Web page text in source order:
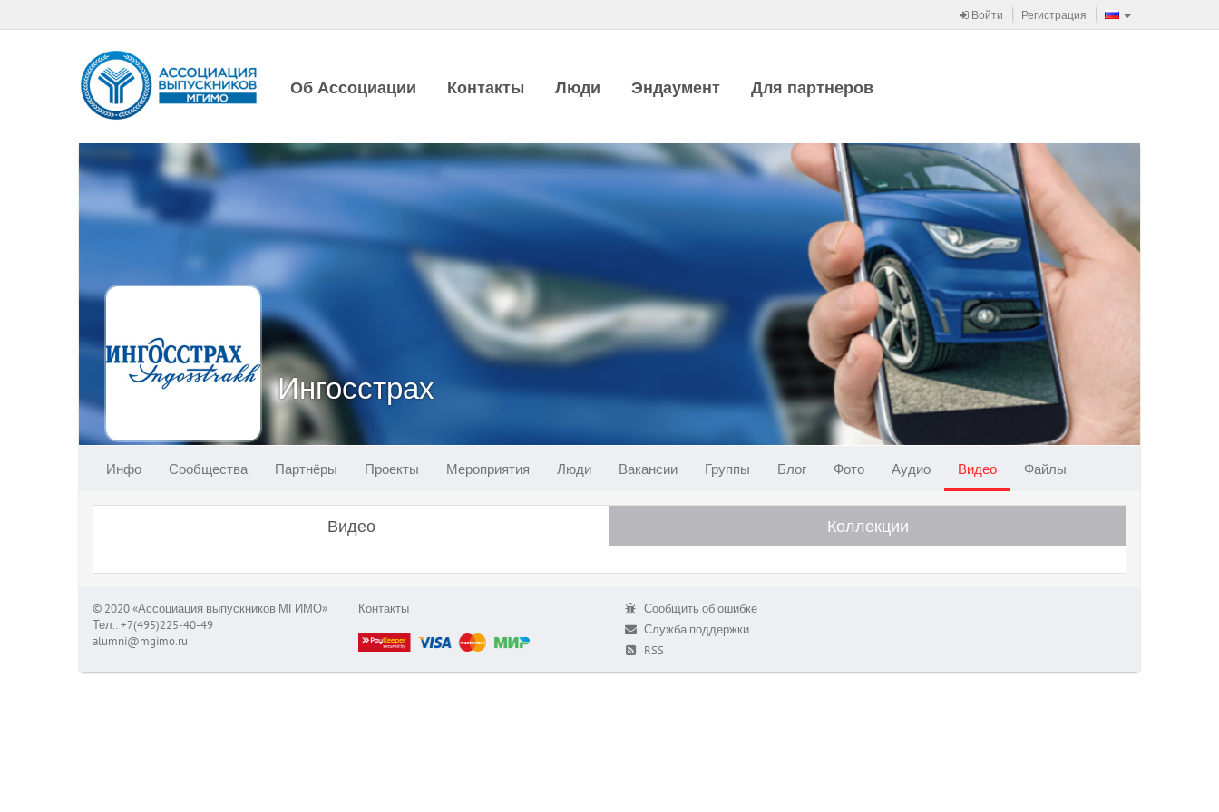
Войти Регистрация
Об Ассоциации Контакты Люди Эндаумент Для партнеров
Ингосстрах
Инфо Сообщества Партнёры Проекты Мероприятия Люди Вакансии Группы Блог Фото Аудио Видео Файлы
Видео Коллекции
© 2020 «Ассоциация выпускников МГИМО»
Тел.: +7(495)225-40-49
alumni@mgimo.ru
Контакты
Сообщить об ошибке
Служба поддержки
RSS